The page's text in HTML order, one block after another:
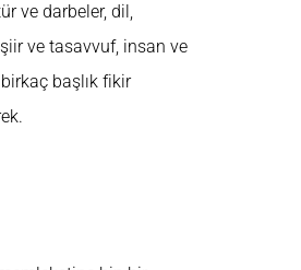
ve darbeler, dil,
ve tasavvuf, insan ve
başlık fikir